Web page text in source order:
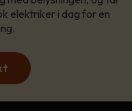
elektriker i dag for en